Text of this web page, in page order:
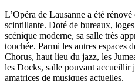
L’Opéra de Lausanne a été
scintillante. Doté de bureaux,
scénique moderne, sa salle très
touchée. Parmi les autres espaces
Chorus, haut lieu du jazz, les
les Docks, salle pouvant accueillir
amatrices de musiques actuelles.